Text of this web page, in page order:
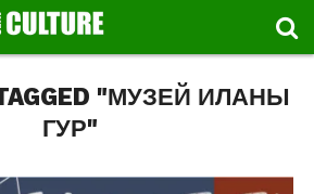
"МУЗЕЙ ИЛАНЫ
ГУР"